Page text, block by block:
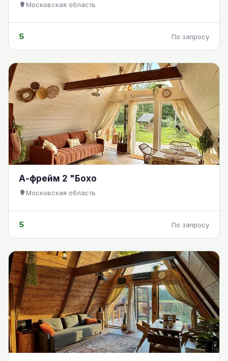
Московская область
5 По запросу
А-фрейм 2 "Бохо
Московская область
5 По запросу